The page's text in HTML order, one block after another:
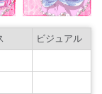
ビジュアル